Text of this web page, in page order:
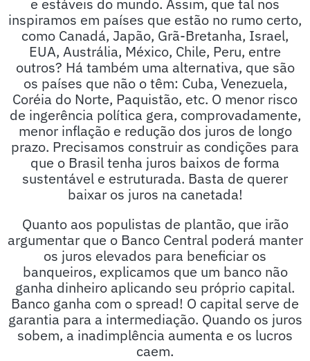
e estáveis do mundo. Assim, que tal nos
inspiramos em países que estão no rumo certo,
como Canadá, Japão, Grã-Bretanha, Israel,
EUA, Austrália, México, Chile, Peru, entre
outros? Há também uma alternativa, que são
os países que não o têm: Cuba, Venezuela,
Coréia do Norte, Paquistão, etc. O menor risco
de ingerência política gera, comprovadamente,
menor inflação e redução dos juros de longo
prazo. Precisamos construir as condições para
que o Brasil tenha juros baixos de forma
sustentável e estruturada. Basta de querer
baixar os juros na canetada!
Quanto aos populistas de plantão, que irão
argumentar que o Banco Central poderá manter
os juros elevados para beneficiar os
banqueiros, explicamos que um banco não
ganha dinheiro aplicando seu próprio capital.
Banco ganha com o spread! O capital serve de
garantia para a intermediação. Quando os juros
sobem, a inadimplência aumenta e os lucros
caem.